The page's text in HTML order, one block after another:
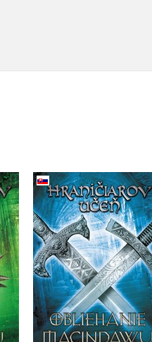
-
Hraničiarov učeň -
Kniha siedma -
Obliehanie
John Flanagan
Do košíka